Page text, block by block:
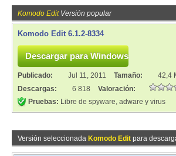
Komodo EditVersión popular
Komodo Edit 6.1.2-8334
Publicado: Jul 11, 2011 Tamaño:
42,4
Descargas:
6 818
Valoración:
Pruebas: Libre de spyware, adware y virus
Versión seleccionada Komodo Edit para